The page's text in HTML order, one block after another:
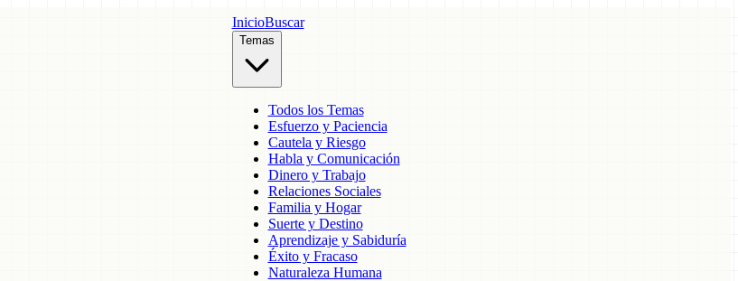
InicioBuscar
Temas
Todos los Temas
Esfuerzo y Paciencia
Cautela y Riesgo
Habla y Comunicación
Dinero y Trabajo
Relaciones Sociales
Familia y Hogar
Suerte y Destino
Aprendizaje y Sabiduría
Éxito y Fracaso
Naturaleza Humana